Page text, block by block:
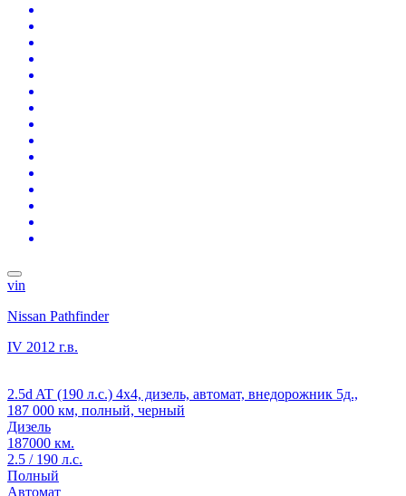
vin
Nissan Pathfinder
IV 2012 г.в.
2.5d AT (190 л.с.) 4x4, дизель, автомат, внедорожник 5д.,
187 000 км, полный, черный
Дизель
187000 км.
2.5 / 190 л.с.
Полный
Автомат